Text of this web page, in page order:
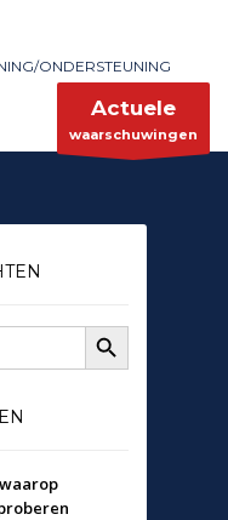
×
ONDERSTEUNING
Actuele
waarschuwingen
Zoekknop